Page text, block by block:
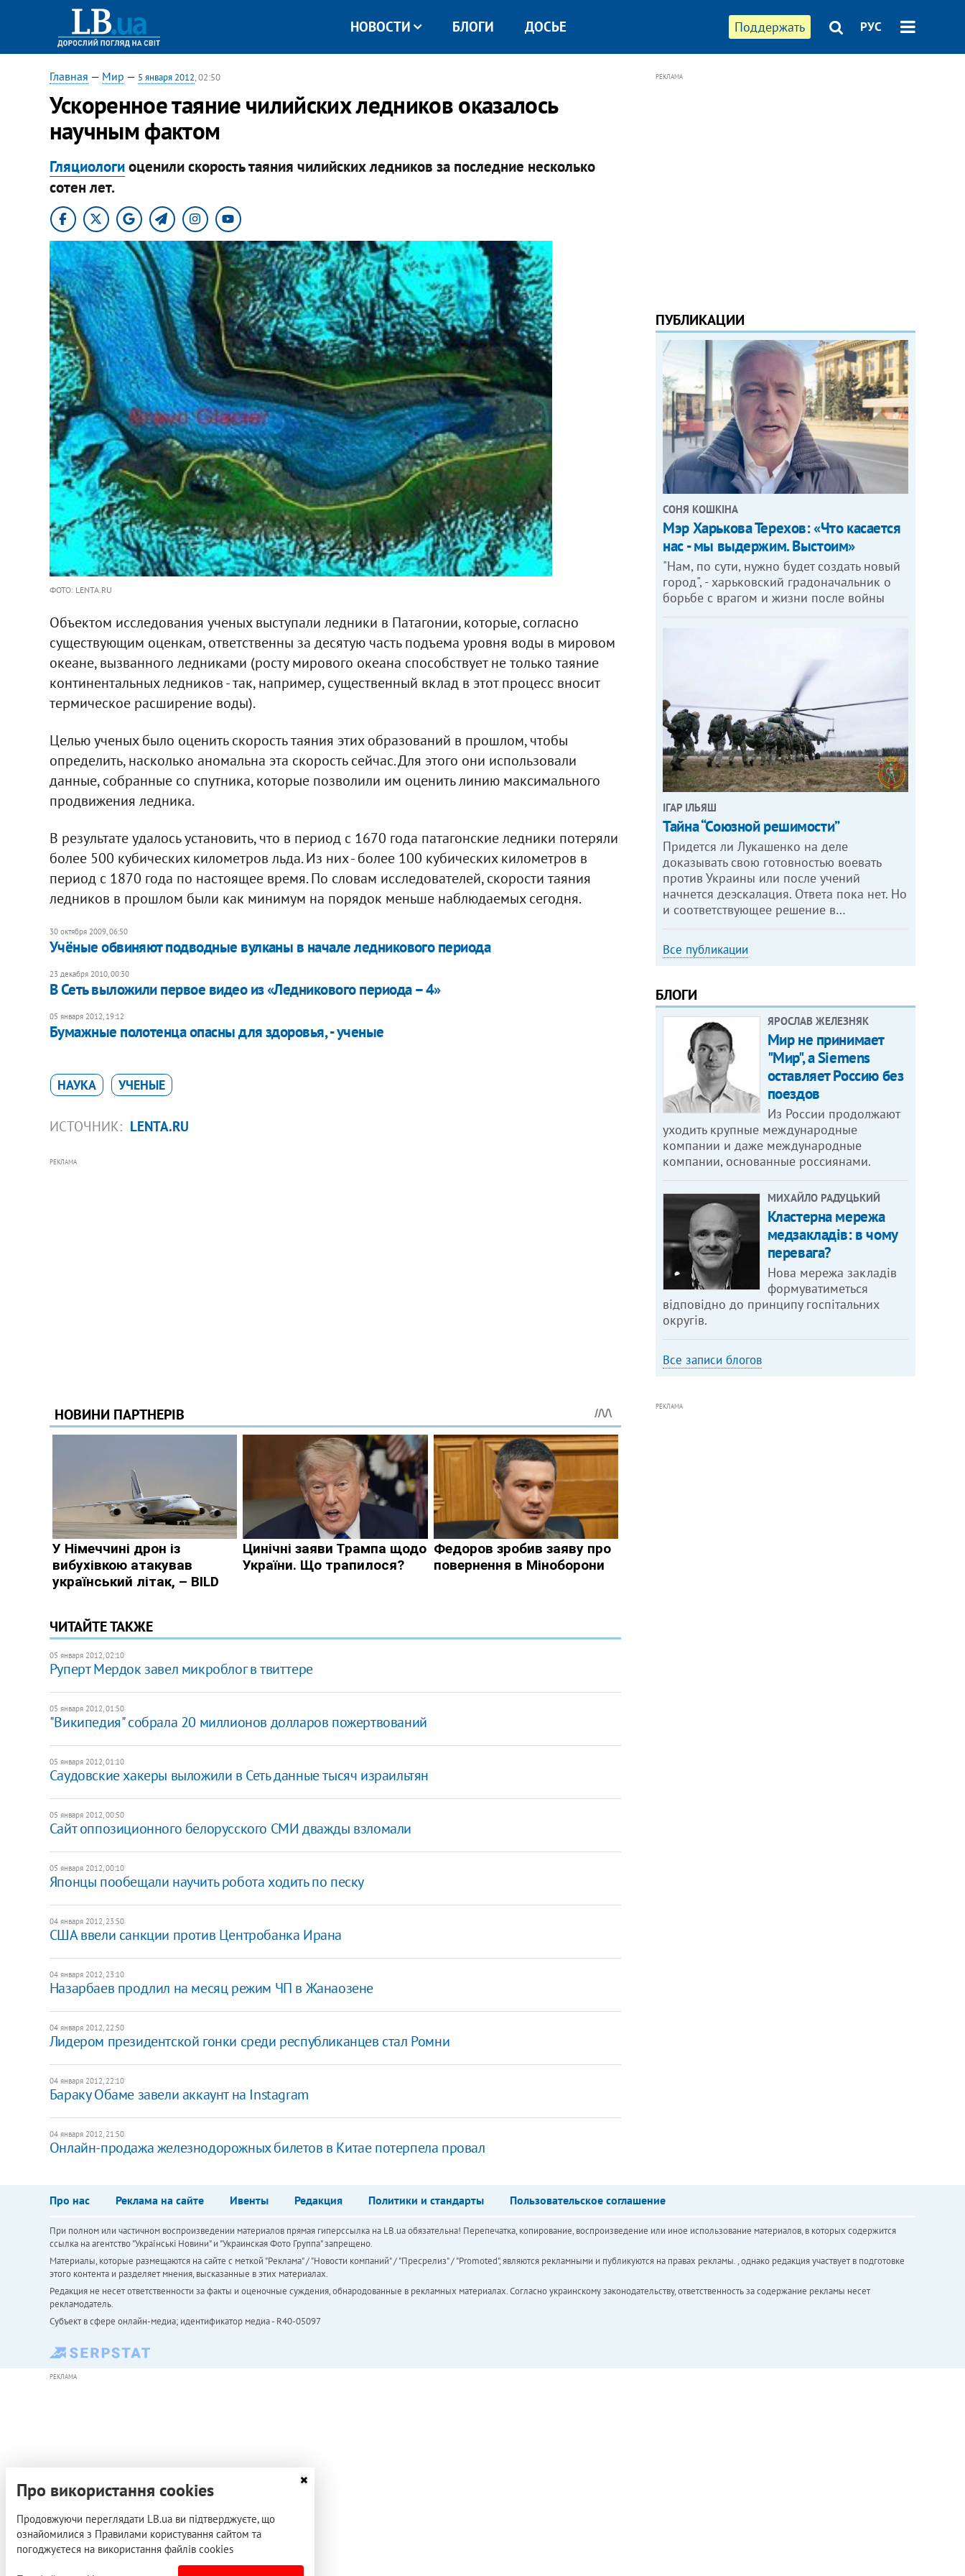
Поддержать РУС
НОВОСТИ БЛОГИ ДОСЬЕ
Главная — Мир — 5 января 2012, 02:50
Ускоренное таяние чилийских ледников оказалось
научным фактом
Гляциологиоценили скорость таяния чилийских ледников за последние несколько
сотен лет.
ФОТО: LENTA.RU
Объектом исследования ученых выступали ледники в Патагонии, которые, согласно
существующим оценкам, ответственны за десятую часть подъема уровня воды в мировом
океане, вызванного ледниками (росту мирового океана способствует не только таяние
континентальных ледников - так, например, существенный вклад в этот процесс вносит
термическое расширение воды).
Целью ученых было оценить скорость таяния этих образований в прошлом, чтобы
определить, насколько аномальна эта скорость сейчас. Для этого они использовали
данные, собранные со спутника, которые позволили им оценить линию максимального
продвижения ледника.
В результате удалось установить, что в период с 1670 года патагонские ледники потеряли
более 500 кубических километров льда. Из них - более 100 кубических километров в
период с 1870 года по настоящее время. По словам исследователей, скорости таяния
ледников в прошлом были как минимум на порядок меньше наблюдаемых сегодня.
30 октября 2009, 06:50
Учёные обвиняют подводные вулканы в начале ледникового периода
23 декабря 2010, 00:30
В Сеть выложили первое видео из «Ледникового периода – 4»
05 января 2012, 19:12
Бумажные полотенца опасны для здоровья, - ученые
НАУКА УЧЕНЫЕ
ИСТОЧНИК: LENTA.RU
РЕКЛАМА
ЧИТАЙТЕ ТАКЖЕ
05 января 2012, 02:10
Руперт Мердок завел микроблог в твиттере
05 января 2012, 01:50
"Википедия" собрала 20 миллионов долларов пожертвований
05 января 2012, 01:10
Саудовские хакеры выложили в Сеть данные тысяч израильтян
05 января 2012, 00:50
Сайт оппозиционного белорусского СМИ дважды взломали
05 января 2012, 00:10
Японцы пообещали научить робота ходить по песку
04 января 2012, 23:50
США ввели санкции против Центробанка Ирана
04 января 2012, 23:10
Назарбаев продлил на месяц режим ЧП в Жанаозене
04 января 2012, 22:50
Лидером президентской гонки среди республиканцев стал Ромни
04 января 2012, 22:10
Бараку Обаме завели аккаунт на Instagram
04 января 2012, 21:50
Онлайн-продажа железнодорожных билетов в Китае потерпела провал
РЕКЛАМА
ПУБЛИКАЦИИ
СОНЯ КОШКІНА
Мэр Харькова Терехов: «Что касается
нас - мы выдержим. Выстоим»
"Нам, по сути, нужно будет создать новый
город", - харьковский градоначальник о
борьбе с врагом и жизни после войны
ІГАР ІЛЬЯШ
Тайна “Союзной решимости”
Придется ли Лукашенко на деле
доказывать свою готовностью воевать
против Украины или после учений
начнется деэскалация. Ответа пока нет. Но
и соответствующее решение в…
Все публикации
БЛОГИ
ЯРОСЛАВ ЖЕЛЕЗНЯК
Мир не принимает
"Мир", а Siemens
оставляет Россию без
поездов
Из России продолжают
уходить крупные международные
компании и даже международные
компании, основанные россиянами.
МИХАЙЛО РАДУЦЬКИЙ
Кластерна мережа
медзакладів: в чому
перевага?
Нова мережа закладів
формуватиметься
відповідно до принципу госпітальних
округів.
Все записи блогов
РЕКЛАМА
Про нас Реклама на сайте Ивенты Редакция Политики и стандарты Пользовательское соглашение
При полном или частичном воспроизведении материалов прямая гиперссылка на LB.ua обязательна! Перепечатка, копирование, воспроизведение или иное использование материалов, в которых содержится
ссылка на агентство "Українськi Новини" и "Украинская Фото Группа" запрещено.
Материалы, которые размещаются на сайте с меткой "Реклама" / "Новости компаний" / "Пресрелиз" / "Promoted", являются рекламными и публикуются на правах рекламы. , однако редакция участвует в подготовке
этого контента и разделяет мнения, высказанные в этих материалах.
Редакция не несет ответственности за факты и оценочные суждения, обнародованные в рекламных материалах. Согласно украинскому законодательству, ответственность за содержание рекламы несет
рекламодатель.
Субъект в сфере онлайн-медиа; идентификатор медиа - R40-05097
РЕКЛАМА
Про використання cookies
Продовжуючи переглядати LB.ua ви підтверджуєте, що
ознайомилися з Правилами користування сайтом та
погоджуєтеся на використання файлів cookies